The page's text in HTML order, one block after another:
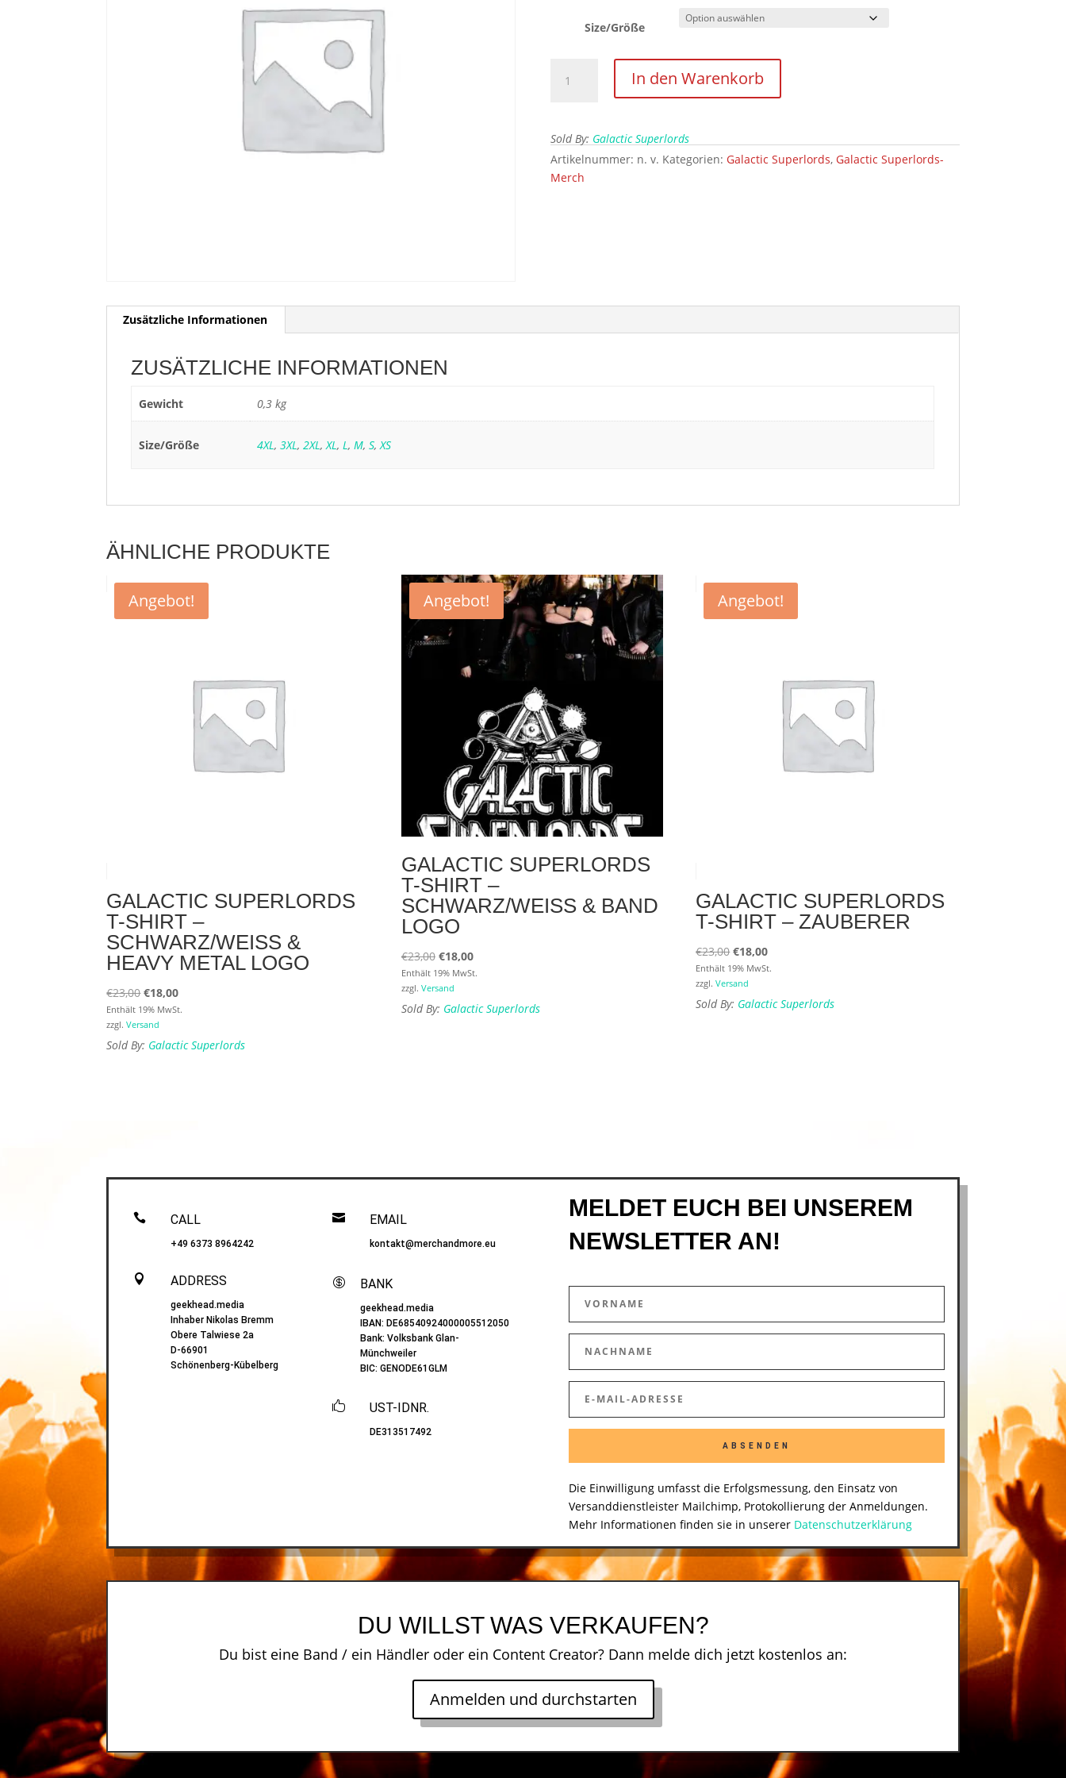
Size/Größe
Superlords
-
Logo
Gold
In den Warenkorb
Sold By: Galactic Superlords
Artikelnummer: n. v. Kategorien: Galactic Superlords, Galactic Superlords-
Merch
Zusätzliche Informationen
ZUSÄTZLICHE INFORMATIONEN
Gewicht 0,3 kg
Size/Größe 4XL, 3XL, 2XL,XL, L, M, S,XS
ÄHNLICHE PRODUKTE
Angebot!
GALACTIC SUPERLORDS
T-SHIRT –
SCHWARZ/WEISS & H
EAVY METAL LOGO
€23,00Ursprünglicher
Preis
war:
€23,00
€18,00Aktueller
Preis
€18,00.
Enthält 19% MwSt.
zzgl.Versand
Sold By: Galactic Superlords
Angebot!
GALACTIC SUPERLORDS
T-SHIRT –
SCHWARZ/WEISS & BAND L
OGO
€23,00 Ursprünglicher
Preis
war:
€23,00
€18,00Aktueller
Preis
€18,00.
Enthält 19% MwSt.
zzgl. Versand
Sold By: Galactic Superlords
Angebot!
GALACTIC SUPERLORDS
T-SHIRT – ZAUBERER
€23,00Ursprünglicher
Preis
war:
€23,00
€18,00Aktueller
Preis
€18,00.
Enthält 19% MwSt.
zzgl.Versand
Sold By: Galactic Superlords
 CALL
+49 6373 8964242
 ADDRESS
geekhead.media
Inhaber Nikolas Bremm
Obere Talwiese 2a
D-66901
Schönenberg-Kübelberg
 EMAIL
kontakt@merchandmore.eu
 BANK
geekhead.media
IBAN:DE68540924000005512050
Bank: Volksbank Glan-
Münchweiler
BIC:GENODE61GLM
 UST-IDNR.
DE313517492
MELDET EUCH BEI UNSEREM
NEWSLETTER AN!
ABSENDEN
Die Einwilligung umfasst die Erfolgsmessung, den Einsatz von
Versanddienstleister Mailchimp, Protokollierung der Anmeldungen.
Mehr Informationen finden sie in unserer Datenschutzerklärung
DU WILLST WAS VERKAUFEN?
Du bist eine Band / ein Händler oder ein Content Creator? Dann melde dich jetzt kostenlos an:
Anmelden und durchstarten